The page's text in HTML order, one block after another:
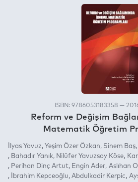
ISBN: 9786053183358 —
Reform ve Değişim
Matematik Öğretim
İlyas Yavuz Yeşim Özer Özkan Sinem Baş
Bahadır Yanık
Nilüfer Yavuzsoy Köse
Perihan Dinç Artut
Engin Ader Aslıhan
İbrahim Kepceoğlu Abdulkadir Kerpic